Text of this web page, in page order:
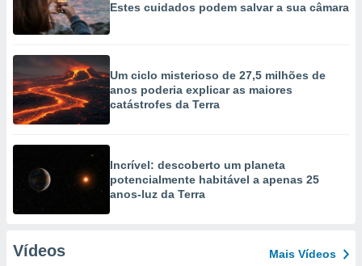
Estes cuidados podem salvar a sua câmara
Um ciclo misterioso de 27,5 milhões de
anos poderia explicar as maiores
catástrofes da Terra
Incrível: descoberto um planeta
potencialmente habitável a apenas 25
anos-luz da Terra
Vídeos Mais Vídeos